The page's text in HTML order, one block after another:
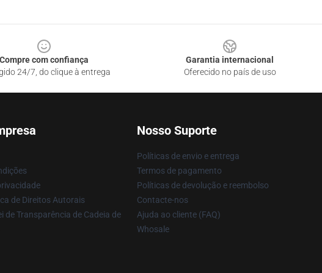
Compre com confiança
24/7, do clique à entrega
Garantia internacional
Oferecido no país de uso
de Direitos Autorais
de Transparência de Cadeia de
Nosso Suporte
Políticas de envio e entrega
Termos de pagamento
Políticas de devolução e reembolso
Contacte-nos
Ajuda ao cliente (FAQ)
Whosale